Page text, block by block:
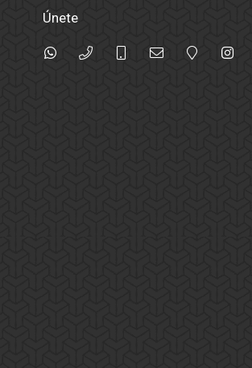
Únete